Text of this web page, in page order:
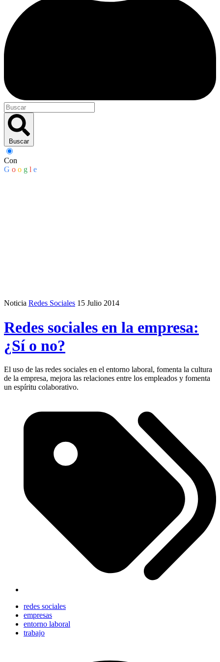
Buscar
Con
G o o g l e
Noticia Redes Sociales 15 Julio 2014
Redes sociales en la empresa:
¿Sí o no?
El uso de las redes sociales en el entorno laboral, fomenta la cultura
de la empresa, mejora las relaciones entre los empleados y fomenta
un espíritu colaborativo.
redes sociales
empresas
entorno laboral
trabajo